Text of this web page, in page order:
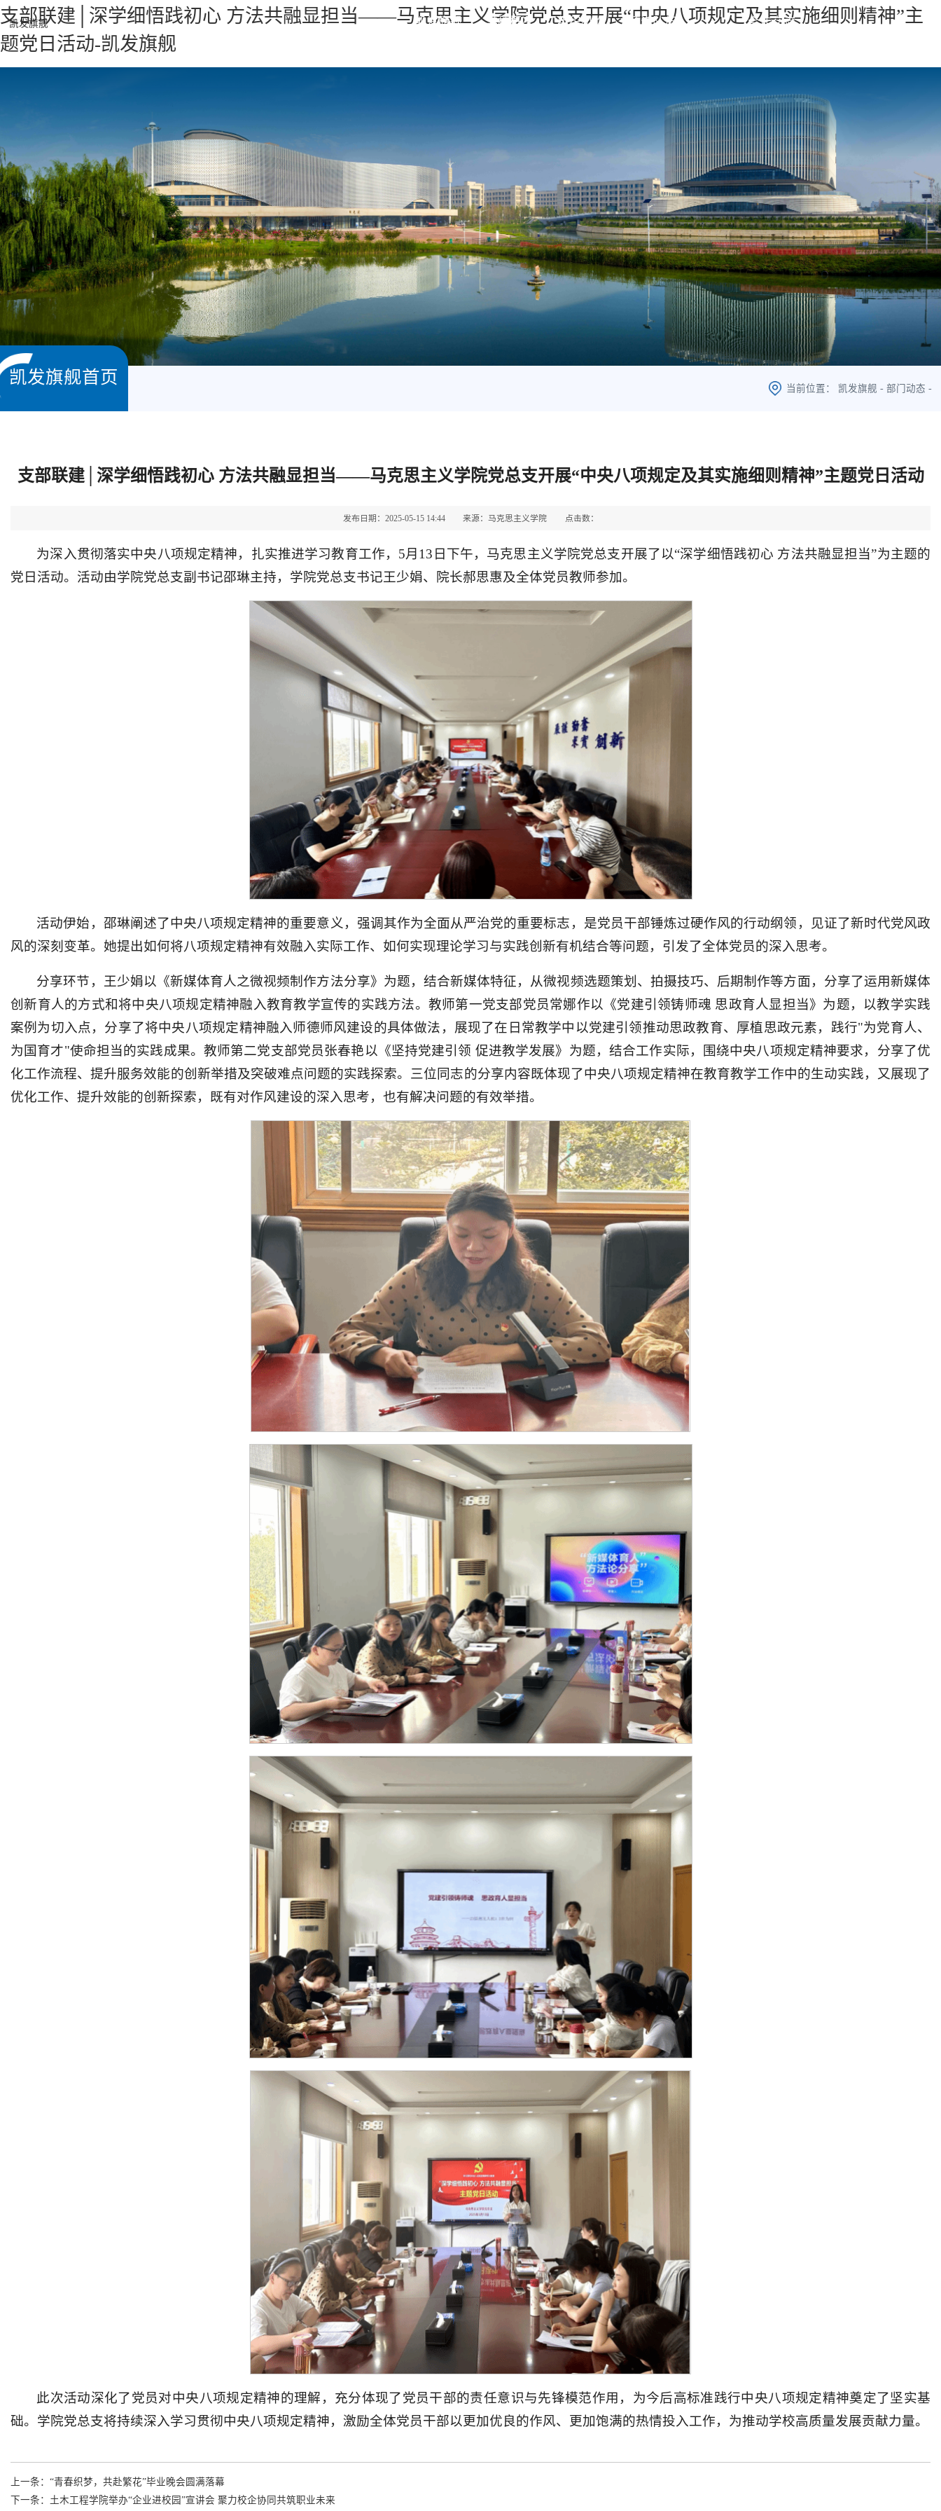
支部联建│深学细悟践初心 方法共融显担当——马克思主义学院党总支开展“中央八项规定及其实施细则精神”主
题党日活动-凯发旗舰
凯发旗舰 凯发旗舰 学校概况 组织机构 师资队伍 合作交流
凯发旗舰首页
当前位置： 凯发旗舰 -部门动态 -
支部联建│深学细悟践初心 方法共融显担当——马克思主义学院党总支开展“中央八项规定及其实施细则精神”主题党日活动
发布日期：2025-05-15 14:44 来源：马克思主义学院 点击数：
为深入贯彻落实中央八项规定精神，扎实推进学习教育工作，5月13日下午，马克思主义学院党总支开展了以“深学细悟践初心 方法共融显担当”为主题的
党日活动。活动由学院党总支副书记邵琳主持，学院党总支书记王少娟、院长郝思惠及全体党员教师参加。
活动伊始，邵琳阐述了中央八项规定精神的重要意义，强调其作为全面从严治党的重要标志，是党员干部锤炼过硬作风的行动纲领，见证了新时代党风政
风的深刻变革。她提出如何将八项规定精神有效融入实际工作、如何实现理论学习与实践创新有机结合等问题，引发了全体党员的深入思考。
分享环节，王少娟以《新媒体育人之微视频制作方法分享》为题，结合新媒体特征，从微视频选题策划、拍摄技巧、后期制作等方面，分享了运用新媒体
创新育人的方式和将中央八项规定精神融入教育教学宣传的实践方法。教师第一党支部党员常娜作以《党建引领铸师魂 思政育人显担当》为题，以教学实践
案例为切入点，分享了将中央八项规定精神融入师德师风建设的具体做法，展现了在日常教学中以党建引领推动思政教育、厚植思政元素，践行"为党育人、
为国育才"使命担当的实践成果。教师第二党支部党员张春艳以《坚持党建引领 促进教学发展》为题，结合工作实际，围绕中央八项规定精神要求，分享了优
化工作流程、提升服务效能的创新举措及突破难点问题的实践探索。三位同志的分享内容既体现了中央八项规定精神在教育教学工作中的生动实践，又展现了
优化工作、提升效能的创新探索，既有对作风建设的深入思考，也有解决问题的有效举措。
此次活动深化了党员对中央八项规定精神的理解，充分体现了党员干部的责任意识与先锋模范作用，为今后高标准践行中央八项规定精神奠定了坚实基
础。学院党总支将持续深入学习贯彻中央八项规定精神，激励全体党员干部以更加优良的作风、更加饱满的热情投入工作，为推动学校高质量发展贡献力量。
上一条： “青春织梦，共赴繁花”毕业晚会圆满落幕
下一条： 土木工程学院举办“企业进校园”宣讲会 聚力校企协同共筑职业未来‌